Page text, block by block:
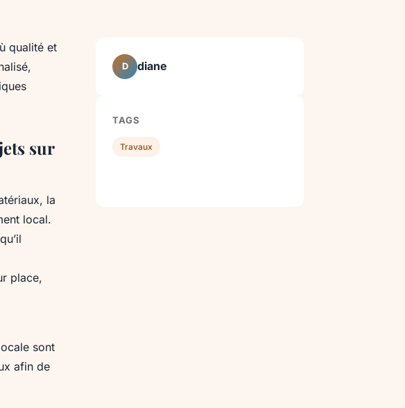
qualité et
sur
la
local.
place,
sont
afin de
D diane
TAGS
Travaux